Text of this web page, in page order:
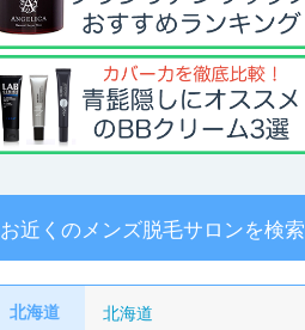
お近くのメンズ脱毛サロンを検索
北海道 北海道